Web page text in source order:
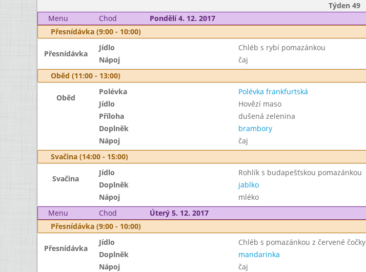
Týden 49
Menu
Chod Pondělí 4. 12. 2017
Přesnídávka (9:00 - 10:00)
Přesnídávka
Jídlo Chléb s rybí pomazánkou
Nápoj
čaj
Oběd (11:00 - 13:00)
Oběd
Polévka Polévka frankfurtská
Jídlo
Hovězí maso
Příloha
dušená zelenina
Doplněk
brambory
Nápoj
čaj
Svačina (14:00 - 15:00)
Svačina
Jídlo Rohlík s budapešťskou pomazánkou
Doplněk
jablko
Nápoj
mléko
Menu
Chod Úterý 5. 12. 2017
Přesnídávka (9:00 - 10:00)
Přesnídávka
Jídlo Chléb s pomazánkou z červené čočky
Doplněk
mandarinka
Nápoj
čaj